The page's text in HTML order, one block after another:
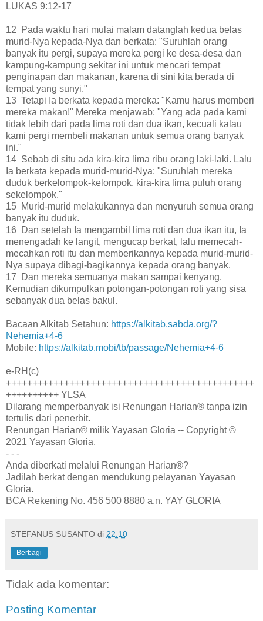
LUKAS 9:12-17
12 Pada waktu hari mulai malam datanglah kedua belas
murid-Nya kepada-Nya dan berkata: "Suruhlah orang
banyak itu pergi, supaya mereka pergi ke desa-desa dan
kampung-kampung sekitar ini untuk mencari tempat
penginapan dan makanan, karena di sini kita berada di
tempat yang sunyi."
13 Tetapi Ia berkata kepada mereka: "Kamu harus memberi
mereka makan!" Mereka menjawab: "Yang ada pada kami
tidak lebih dari pada lima roti dan dua ikan, kecuali kalau
kami pergi membeli makanan untuk semua orang banyak
ini."
14 Sebab di situ ada kira-kira lima ribu orang laki-laki. Lalu
Ia berkata kepada murid-murid-Nya: "Suruhlah mereka
duduk berkelompok-kelompok, kira-kira lima puluh orang
sekelompok."
15 Murid-murid melakukannya dan menyuruh semua orang
banyak itu duduk.
16 Dan setelah Ia mengambil lima roti dan dua ikan itu, Ia
menengadah ke langit, mengucap berkat, lalu memecah-
mecahkan roti itu dan memberikannya kepada murid-murid-
Nya supaya dibagi-bagikannya kepada orang banyak.
17 Dan mereka semuanya makan sampai kenyang.
Kemudian dikumpulkan potongan-potongan roti yang sisa
sebanyak dua belas bakul.
Bacaan Alkitab Setahun: https://alkitab.sabda.org/?
Nehemia+4-6
Mobile: https://alkitab.mobi/tb/passage/Nehemia+4-6
e-RH(c)
+++++++++++++++++++++++++++++++++++++++++++++++
++++++++++ YLSA
Dilarang memperbanyak isi Renungan Harian® tanpa izin
tertulis dari penerbit.
Renungan Harian® milik Yayasan Gloria -- Copyright ©
2021 Yayasan Gloria.
- - -
Anda diberkati melalui Renungan Harian®?
Jadilah berkat dengan mendukung pelayanan Yayasan
Gloria.
BCA Rekening No. 456 500 8880 a.n. YAY GLORIA
STEFANUS SUSANTO di 22.10
Berbagi
Tidak ada komentar:
Posting Komentar